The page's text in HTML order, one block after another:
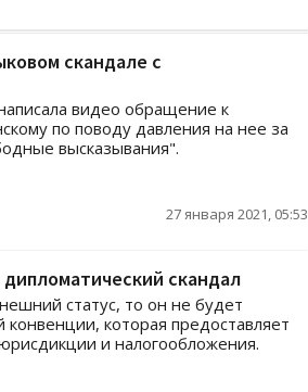
скандале с
видео обращение к
по поводу давления на нее за
высказывания".
27 января 2021, 05:53
скандал
статус, то он не будет
которая предоставляет
и налогообложения.